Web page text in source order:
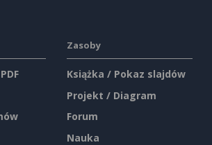
Zasoby
Książka / Pokaz slajdów
Projekt / Diagram
Forum
Nauka